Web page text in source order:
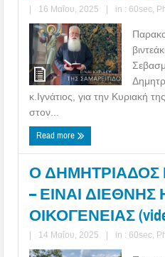
| 16 Μαΐου, 2025 | in : 60sec
κ.Ιγνάτιος, για την Κυριακή
στον...
Read more
Ο ΔΗΜΗΤΡΙΑΔΟΣ
– ΕΙΝΑΙ
ΟΙΚΟΓΕΝΕΙΑΣ
| 14 Μαΐου, 2025 | in : 60sec